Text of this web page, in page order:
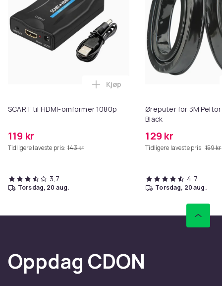
SCART til HDMI-omformer 1080p
119 kr
Tidligere laveste pris: 143 kr
Legg SCART til HDMI-omformer
Kjøp
3,7
torsdag, 20 aug.
Øreputer for 3M Peltor
Black
129 kr
Tidligere laveste pris: 159 kr
4,7
torsdag, 20 aug.
Oppdag CDON